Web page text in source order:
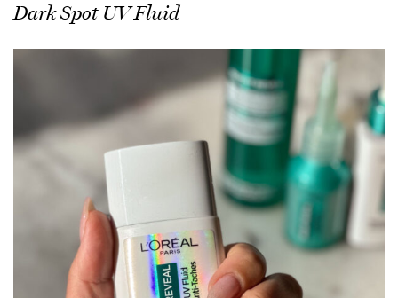
Dark Spot UV Fluid